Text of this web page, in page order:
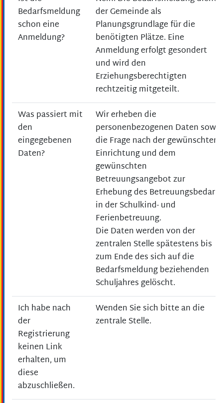
Bedarfsmeldung
schon eine
Anmeldung?
der Gemeinde als
Planungsgrundlage für die
benötigten Plätze. Eine
Anmeldung erfolgt gesondert
und wird den
Erziehungsberechtigten
rechtzeitig mitgeteilt.
Was passiert mit
den
eingegebenen
Daten?
Wir erheben die
personenbezogenen Daten sowie
die Frage nach der gewünschten
Einrichtung und dem
gewünschten
Betreuungsangebot zur
Erhebung des Betreuungsbedarfs
in der Schulkind- und
Ferienbetreuung.
Die Daten werden von der
zentralen Stelle spätestens bis
zum Ende des sich auf die
Bedarfsmeldung beziehenden
Schuljahres gelöscht.
Ich habe nach
der
Registrierung
keinen Link
erhalten, um
diese
abzuschließen.
Wenden Sie sich bitte an die
zentrale Stelle.